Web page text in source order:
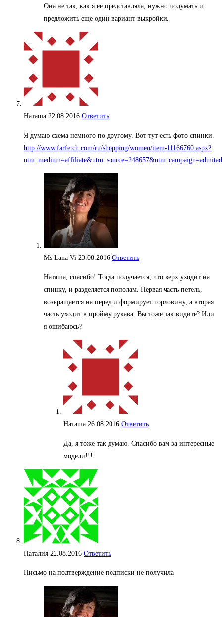
Она не так, как я ее представляла, нужно подумать и
предложить еще один вариант выкройки.
Наташа 22.08.2016 Ответить
Я думаю схема немного по другому. Вот тут есть фото спинки.
http://www.farfetch.com/ru/shopping/women/item-11166760.aspx?
utm_medium=affiliate&utm_source=248657&utm_campaign=admitad
Ms Lana Vi 23.08.2016 Ответить
Наташа, спасибо! Тогда получается, что верх уходит на
спинку, и разделяется пополам. Первая часть петель,
возвращается на перед и формирует горловину, а вторая
часть уходит в пройму рукава. Вы тоже так видите? Или
я ошибаюсь?
Наташа 26.08.2016 Ответить
Да, я тоже так думаю. Спасибо вам за интересные
модели!!!
Наталия 22.08.2016 Ответить
Письмо на подтверждение подписки не получила